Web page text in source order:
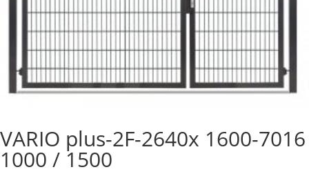
VARIO plus-2F-2640x 1600-7016
1000 / 1500